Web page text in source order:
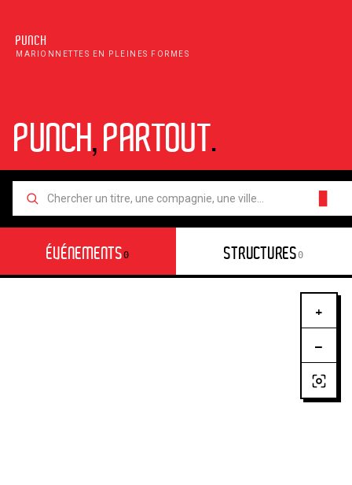
PUNCH
MARIONNETTES EN PLEINES FORMES
PUNCH,PARTOUT.
ÉVÉNEMENTS0 STRUCTURES0
+
−